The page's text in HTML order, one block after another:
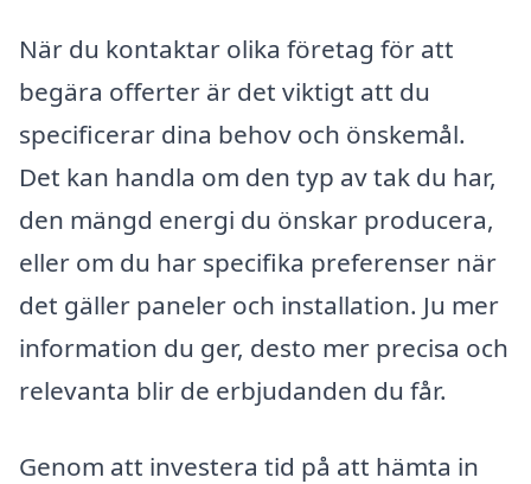
När du kontaktar olika företag för att
begära offerter är det viktigt att du
specificerar dina behov och önskemål.
Det kan handla om den typ av tak du har,
den mängd energi du önskar producera,
eller om du har specifika preferenser när
det gäller paneler och installation. Ju mer
information du ger, desto mer precisa och
relevanta blir de erbjudanden du får.
Genom att investera tid på att hämta in